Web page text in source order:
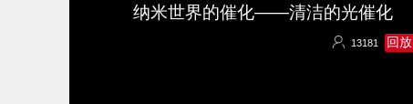
13181 回放
纳米世界的催化——清洁的光催化